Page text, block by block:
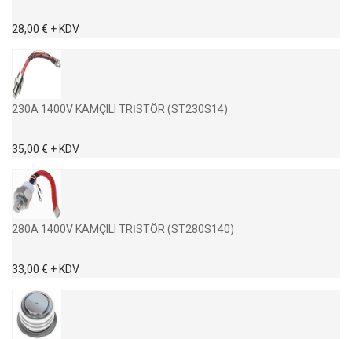
28,00 € + KDV
230A 1400V KAMÇILI TRİSTÖR (ST230S14)
35,00 € + KDV
280A 1400V KAMÇILI TRİSTÖR (ST280S140)
33,00 € + KDV